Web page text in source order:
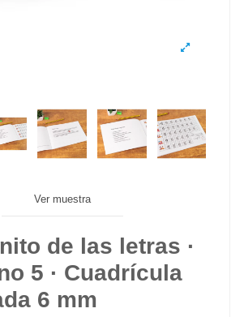
Ver muestra
de las letras ·
5 · Cuadrícula
6 mm